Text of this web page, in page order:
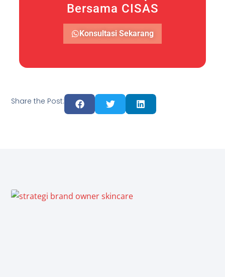
Bersama CISAS
Konsultasi Sekarang
Share the Post: